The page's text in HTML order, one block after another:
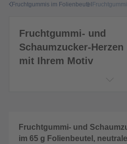
Fruchtgummis im Folienbeutel
Fruchtgummi- und
Schaumzucker-Herzen
mit Ihrem Motiv
Fruchtgummi- und
im 65 g Folienbeutel,